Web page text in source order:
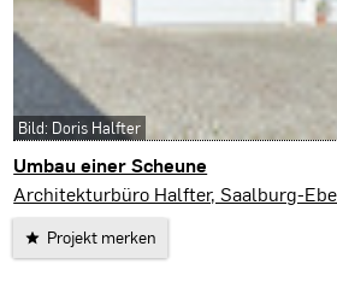
Umbau einer Scheune
Saalburg-Ebersdorf
Architekturbüro Halfter, Saalburg-
Projekt merken
Bild: Doris Halfter